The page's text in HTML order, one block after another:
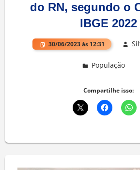
do RN, segundo o
IBGE 2022
30/06/2023 às 12:31
População
Compartilhe isso: